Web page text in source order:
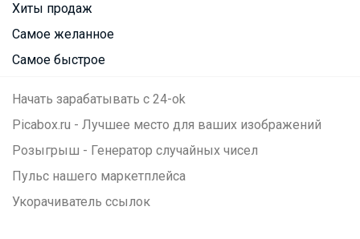
Хиты продаж
Самое желанное
Самое быстрое
Начать зарабатывать с 24-ok
Picabox.ru - Лучшее место для ваших изображений
Розыгрыш - Генератор случайных чисел
Пульс нашего маркетплейса
Укорачиватель ссылок